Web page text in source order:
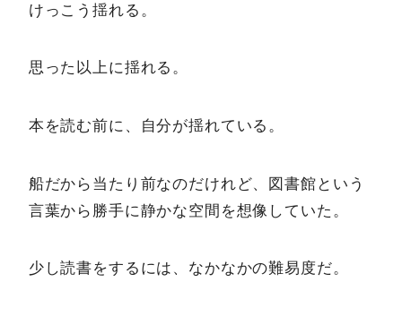
けっこう揺れる。
思った以上に揺れる。
本を読む前に、自分が揺れている。
船だから当たり前なのだけれど、図書館という
言葉から勝手に静かな空間を想像していた。
少し読書をするには、なかなかの難易度だ。